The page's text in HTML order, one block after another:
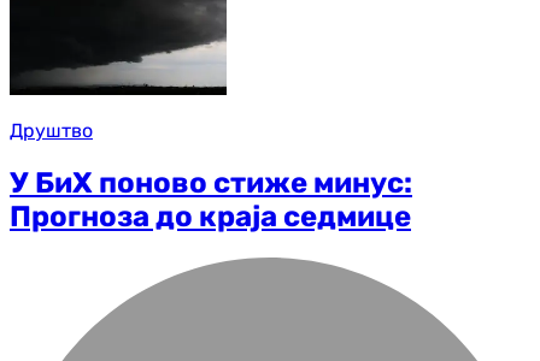
Друштво
У БиХ поново стиже минус:
Прогноза до краја седмице